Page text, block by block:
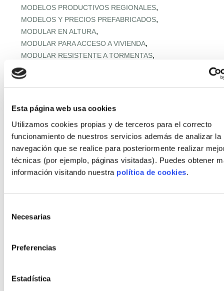
Esta página web usa cookies
Utilizamos cookies propias y de terceros para el correcto
funcionamiento de nuestros servicios además de analizar la
navegación que se realice para posteriormente realizar
técnicas (por ejemplo, páginas visitadas). Puedes obtener
información visitando nuestra política de cookies.
Necesarias
Preferencias
Estadística
MODELOS PRODUCTIVOS REGIONALES,
MODELOS Y PRECIOS PREFABRICADOS,
MODULAR EN ALTURA,
MODULAR PARA ACCESO A VIVIENDA,
MODULAR RESISTENTE A TORMENTAS,
MODULAR RURAL ASEQUIBLE
MONTAJE EXPRÉS Y MICROPLAZOS
NORMATIVA URBANA Y SUELO
OFERTA RETAIL Y LLAVE EN MANO
,OFF‑SITE VIVIENDA ASEQUIBLE,
OFF‑SITE Y FÁBRICAS MODULARES
OPTIMIZACIÓN IA CADENA,
PANELES Y MÓDULOS ESTRUCTURALES ,
PASSIVHAUS APLICADA,PASSIVHAUS APLICADO,
PASSIVHAUS + HOGAR CONECTADO
PILOTOS MUNICIPALES MODULAR